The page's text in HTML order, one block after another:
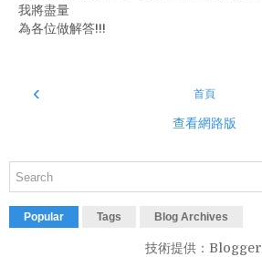
我將盡量
為各位做解答!!!
‹ 首頁
查看網路版
Popular Tags Blog Archives
技術提供： Blogger